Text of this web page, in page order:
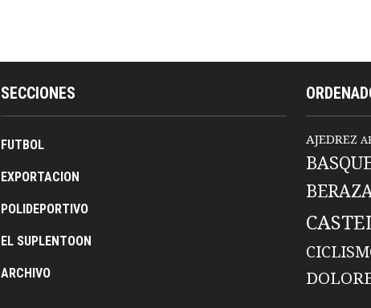
SECCIONES
FUTBOL
EXPORTACION
POLIDEPORTIVO
EL SUPLENTOON
ARCHIVO
AJEDREZ